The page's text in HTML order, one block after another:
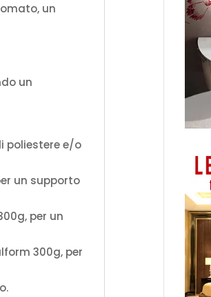
un
un
poliestere e/o
un supporto
per un
300g, per